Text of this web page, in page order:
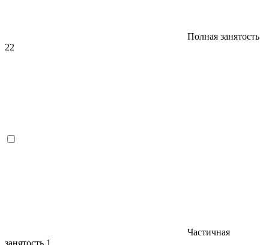
Полная занятость
22
Частичная